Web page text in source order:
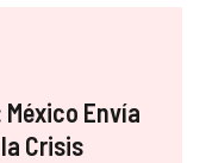
Envía
Crisis